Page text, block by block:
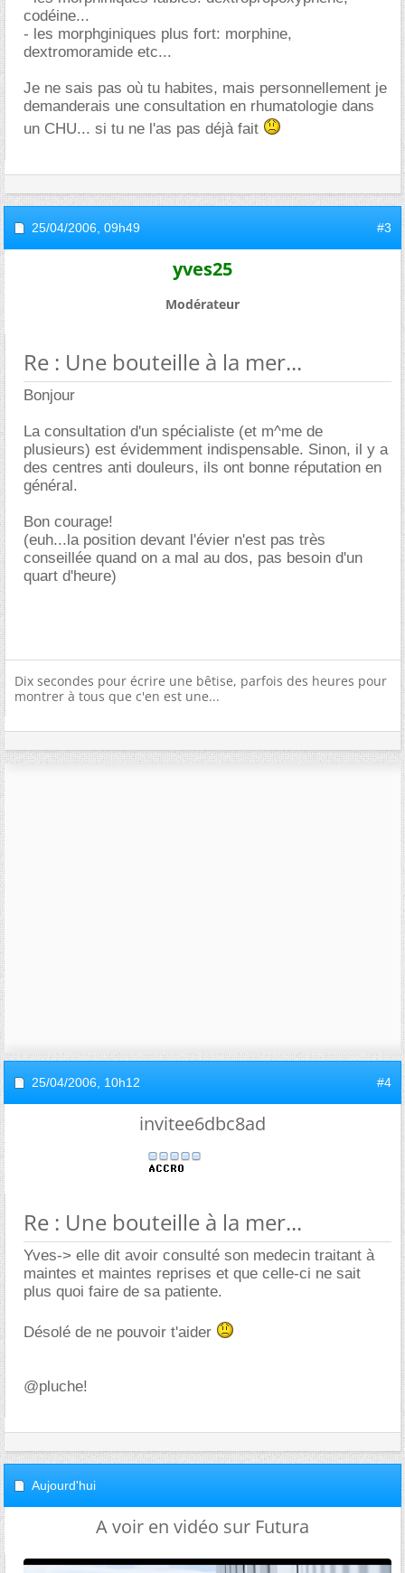
codéine...
- les morphginiques plus fort: morphine,
dextromoramide etc...
Je ne sais pas où tu habites, mais personnellement je
demanderais une consultation en rhumatologie dans
un CHU... si tu ne l'as pas déjà fait
25/04/2006, 09h49 #3
yves25
Modérateur
Re : Une bouteille à la mer...
Bonjour
La consultation d'un spécialiste (et m^me de
plusieurs) est évidemment indispensable. Sinon, il y a
des centres anti douleurs, ils ont bonne réputation en
général.
Bon courage!
(euh...la position devant l'évier n'est pas très
conseillée quand on a mal au dos, pas besoin d'un
quart d'heure)
Dix secondes pour écrire une bêtise, parfois des heures pour
montrer à tous que c'en est une...
25/04/2006, 10h12 #4
invitee6dbc8ad
Re : Une bouteille à la mer...
Yves-> elle dit avoir consulté son medecin traitant à
maintes et maintes reprises et que celle-ci ne sait
plus quoi faire de sa patiente.
Désolé de ne pouvoir t'aider
@pluche!
Aujourd'hui
A voir en vidéo sur Futura